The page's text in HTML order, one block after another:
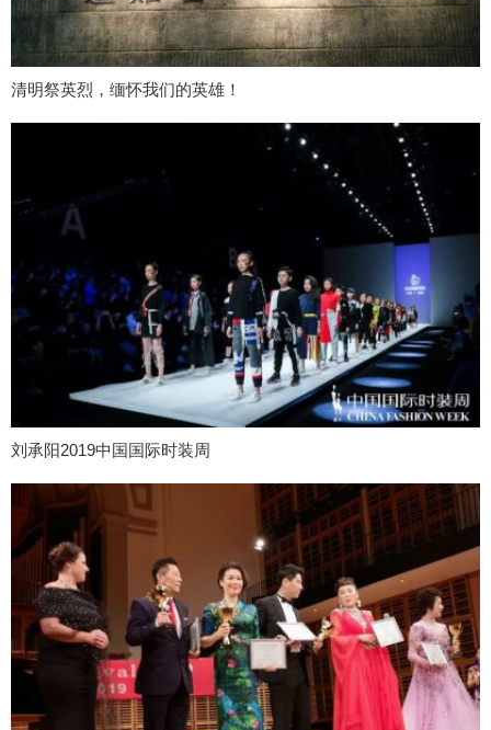
清明祭英烈，缅怀我们的英雄！
刘承阳2019中国国际时装周